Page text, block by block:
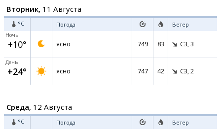
Вторник, 11 Августа
°C Погода Ветер
Ночь
+10° ясно 749 83 СЗ, 3
День
+24° ясно 747 42 СЗ, 2
Среда, 12 Августа
°C Погода Ветер